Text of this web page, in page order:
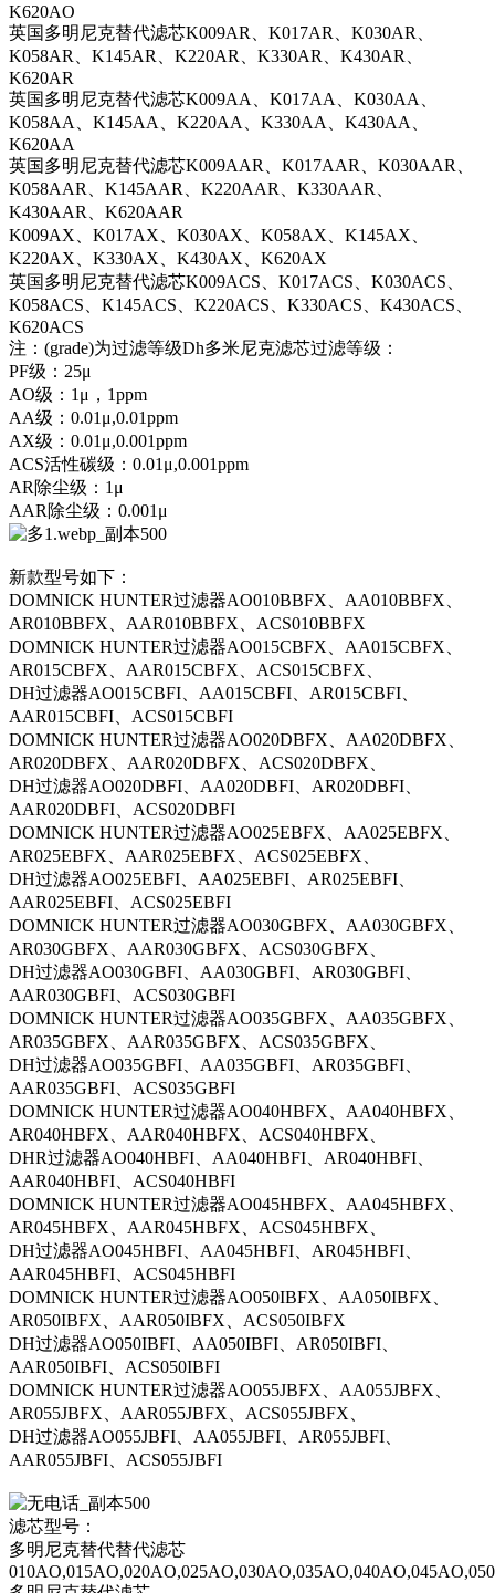
K620AO
英国多明尼克替代滤芯K009AR、K017AR、K030AR、
K058AR、K145AR、K220AR、K330AR、K430AR、
K620AR
英国多明尼克替代滤芯K009AA、K017AA、K030AA、
K058AA、K145AA、K220AA、K330AA、K430AA、
K620AA
英国多明尼克替代滤芯K009AAR、K017AAR、K030AAR、
K058AAR、K145AAR、K220AAR、K330AAR、
K430AAR、K620AAR
K009AX、K017AX、K030AX、K058AX、K145AX、
K220AX、K330AX、K430AX、K620AX
英国多明尼克替代滤芯K009ACS、K017ACS、K030ACS、
K058ACS、K145ACS、K220ACS、K330ACS、K430ACS、
K620ACS
注：(grade)为过滤等级Dh多米尼克滤芯过滤等级：
PF级：25μ
AO级：1μ，1ppm
AA级：0.01μ,0.01ppm
AX级：0.01μ,0.001ppm
ACS活性碳级：0.01μ,0.001ppm
AR除尘级：1μ
AAR除尘级：0.001μ
新款型号如下：
DOMNICK HUNTER过滤器AO010BBFX、AA010BBFX、
AR010BBFX、AAR010BBFX、ACS010BBFX
DOMNICK HUNTER过滤器AO015CBFX、AA015CBFX、
AR015CBFX、AAR015CBFX、ACS015CBFX、
DH过滤器AO015CBFI、AA015CBFI、AR015CBFI、
AAR015CBFI、ACS015CBFI
DOMNICK HUNTER过滤器AO020DBFX、AA020DBFX、
AR020DBFX、AAR020DBFX、ACS020DBFX、
DH过滤器AO020DBFI、AA020DBFI、AR020DBFI、
AAR020DBFI、ACS020DBFI
DOMNICK HUNTER过滤器AO025EBFX、AA025EBFX、
AR025EBFX、AAR025EBFX、ACS025EBFX、
DH过滤器AO025EBFI、AA025EBFI、AR025EBFI、
AAR025EBFI、ACS025EBFI
DOMNICK HUNTER过滤器AO030GBFX、AA030GBFX、
AR030GBFX、AAR030GBFX、ACS030GBFX、
DH过滤器AO030GBFI、AA030GBFI、AR030GBFI、
AAR030GBFI、ACS030GBFI
DOMNICK HUNTER过滤器AO035GBFX、AA035GBFX、
AR035GBFX、AAR035GBFX、ACS035GBFX、
DH过滤器AO035GBFI、AA035GBFI、AR035GBFI、
AAR035GBFI、ACS035GBFI
DOMNICK HUNTER过滤器AO040HBFX、AA040HBFX、
AR040HBFX、AAR040HBFX、ACS040HBFX、
DHR过滤器AO040HBFI、AA040HBFI、AR040HBFI、
AAR040HBFI、ACS040HBFI
DOMNICK HUNTER过滤器AO045HBFX、AA045HBFX、
AR045HBFX、AAR045HBFX、ACS045HBFX、
DH过滤器AO045HBFI、AA045HBFI、AR045HBFI、
AAR045HBFI、ACS045HBFI
DOMNICK HUNTER过滤器AO050IBFX、AA050IBFX、
AR050IBFX、AAR050IBFX、ACS050IBFX
DH过滤器AO050IBFI、AA050IBFI、AR050IBFI、
AAR050IBFI、ACS050IBFI
DOMNICK HUNTER过滤器AO055JBFX、AA055JBFX、
AR055JBFX、AAR055JBFX、ACS055JBFX、
DH过滤器AO055JBFI、AA055JBFI、AR055JBFI、
AAR055JBFI、ACS055JBFI
滤芯型号：
多明尼克替代替代滤芯